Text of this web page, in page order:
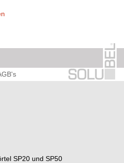
SP20 und SP50